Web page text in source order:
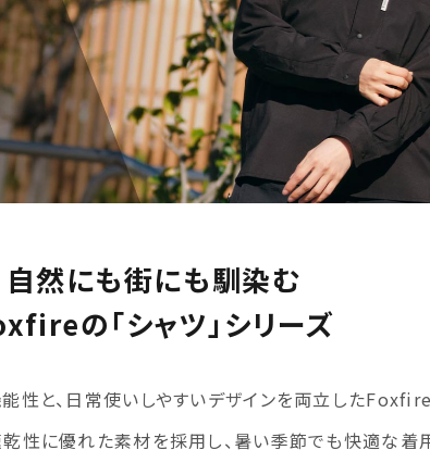
自然にも街にも馴染む
の「シャツ」シリーズ
性と、日常使いしやすいデザインを両立した
乾性に優れた素材を採用し、暑い季節でも快適な着